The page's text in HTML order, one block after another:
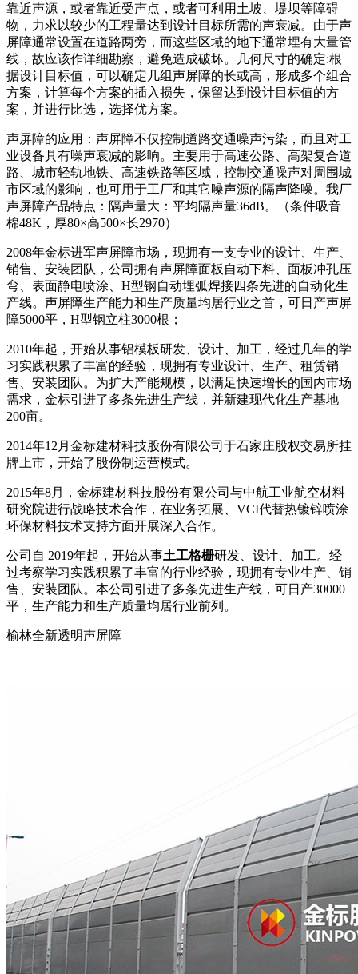
靠近声源，或者靠近受声点，或者可利用土坡、堤坝等障碍
物，力求以较少的工程量达到设计目标所需的声衰减。由于声
屏障通常设置在道路两旁，而这些区域的地下通常埋有大量管
线，故应该作详细勘察，避免造成破坏。几何尺寸的确定:根
据设计目标值，可以确定几组声屏障的长或高，形成多个组合
方案，计算每个方案的插入损失，保留达到设计目标值的方
案，并进行比选，选择优方案。
声屏障的应用：声屏障不仅控制道路交通噪声污染，而且对工
业设备具有噪声衰减的影响。主要用于高速公路、高架复合道
路、城市轻轨地铁、高速铁路等区域，控制交通噪声对周围城
市区域的影响，也可用于工厂和其它噪声源的隔声降噪。我厂
声屏障产品特点：隔声量大：平均隔声量36dB。（条件吸音
棉48K，厚80×高500×长2970）
2008年金标进军声屏障市场，现拥有一支专业的设计、生产、
销售、安装团队，公司拥有声屏障面板自动下料、面板冲孔压
弯、表面静电喷涂、H型钢自动埋弧焊接四条先进的自动化生
产线。声屏障生产能力和生产质量均居行业之首，可日产声屏
障5000平，H型钢立柱3000根；
2010年起，开始从事铝模板研发、设计、加工，经过几年的学
习实践积累了丰富的经验，现拥有专业设计、生产、租赁销
售、安装团队。为扩大产能规模，以满足快速增长的国内市场
需求，金标引进了多条先进生产线，并新建现代化生产基地
200亩。
2014年12月金标建材科技股份有限公司于石家庄股权交易所挂
牌上市，开始了股份制运营模式。
2015年8月，金标建材科技股份有限公司与中航工业航空材料
研究院进行战略技术合作，在业务拓展、VCI代替热镀锌喷涂
环保材料技术支持方面开展深入合作。
公司自 2019年起，开始从事土工格栅研发、设计、加工。经
过考察学习实践积累了丰富的行业经验，现拥有专业生产、销
售、安装团队。本公司引进了多条先进生产线，可日产30000
平，生产能力和生产质量均居行业前列。
榆林全新透明声屏障